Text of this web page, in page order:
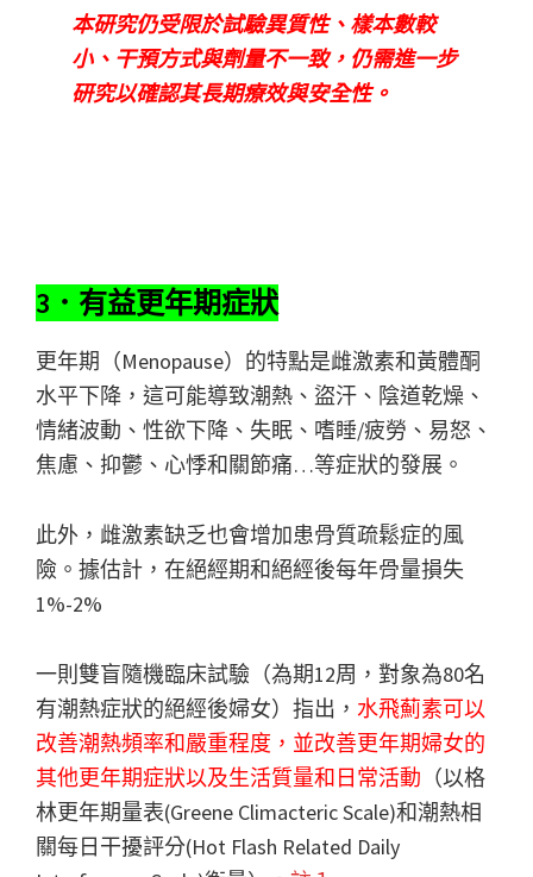
本研究仍受限於試驗異質性、樣本數較
小、干預方式與劑量不一致，仍需進一步
研究以確認其長期療效與安全性。
3．有益更年期症狀
更年期（Menopause）的特點是雌激素和黃體酮
水平下降，這可能導致潮熱、盜汗、陰道乾燥、
情緒波動、性欲下降、失眠、嗜睡/疲勞、易怒、
焦慮、抑鬱、心悸和關節痛…等症狀的發展。
此外，雌激素缺乏也會增加患骨質疏鬆症的風
險。據估計，在絕經期和絕經後每年骨量損失
1%-2%
一則雙盲隨機臨床試驗（為期12周，對象為80名
有潮熱症狀的絕經後婦女）指出， 水飛薊素可以
改善潮熱頻率和嚴重程度，並改善更年期婦女的
其他更年期症狀以及生活質量和日常活動 （以格
林更年期量表(Greene Climacteric Scale)和潮熱相
關每日干擾評分(Hot Flash Related Daily